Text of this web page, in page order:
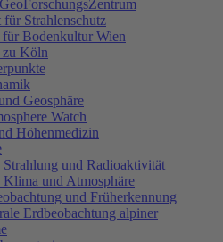
für Strahlenschutz
Bodenkultur Wien
zu Köln
Geosphäre
Watch
Höhenmedizin
Strahlung und Radioaktivität
Klima und Atmosphäre
und Früherkennung
Erdbeobachtung alpiner